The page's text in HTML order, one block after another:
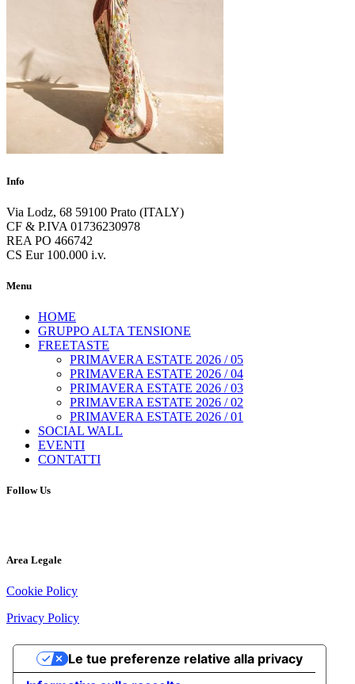
Info
Via Lodz, 68 59100 Prato (ITALY)
CF & P.IVA 01736230978
REA PO 466742
CS Eur 100.000 i.v.
Menu
HOME
GRUPPO ALTA TENSIONE
FREETASTE
PRIMAVERA ESTATE 2026 / 05
PRIMAVERA ESTATE 2026 / 04
PRIMAVERA ESTATE 2026 / 03
PRIMAVERA ESTATE 2026 / 02
PRIMAVERA ESTATE 2026 / 01
SOCIAL WALL
EVENTI
CONTATTI
Follow Us
Area Legale
Cookie Policy
Privacy Policy
Le tue preferenze relative alla privacy